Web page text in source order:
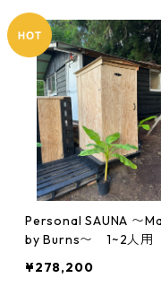
Personal SAUNA 〜
by Burns〜 1~2人用
ルサウナ
¥278,200